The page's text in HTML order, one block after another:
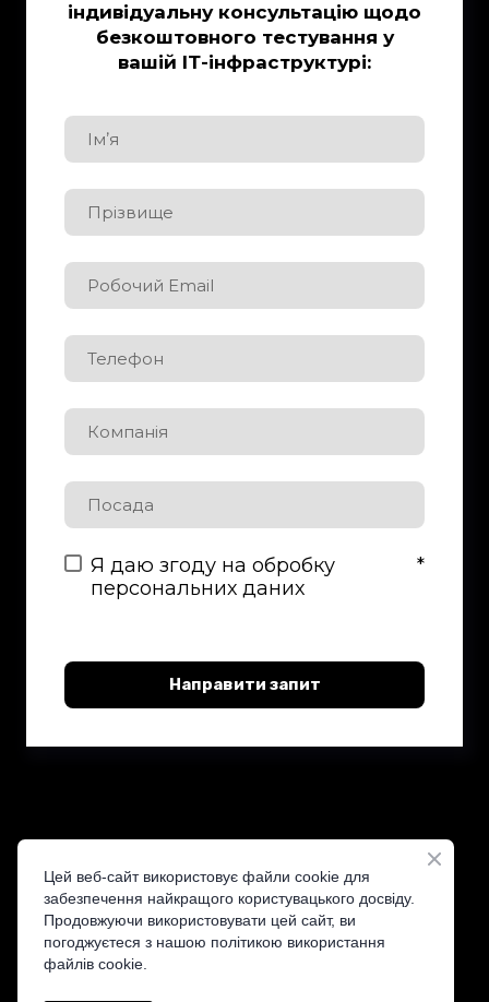
індивідуальну консультацію щодо
безкоштовного тестування у
вашій ІТ-інфраструктурі:
Я даю згоду на обробку
персональних даних
*
Направити запит
ST&T — ваш надійний дистриб'ютор кібербезпеки
Цей веб-сайт використовує файли cookie для
забезпечення найкращого користувацького досвіду.
Продовжуючи використовувати цей сайт, ви
погоджуєтеся з нашою політикою використання
файлів cookie.